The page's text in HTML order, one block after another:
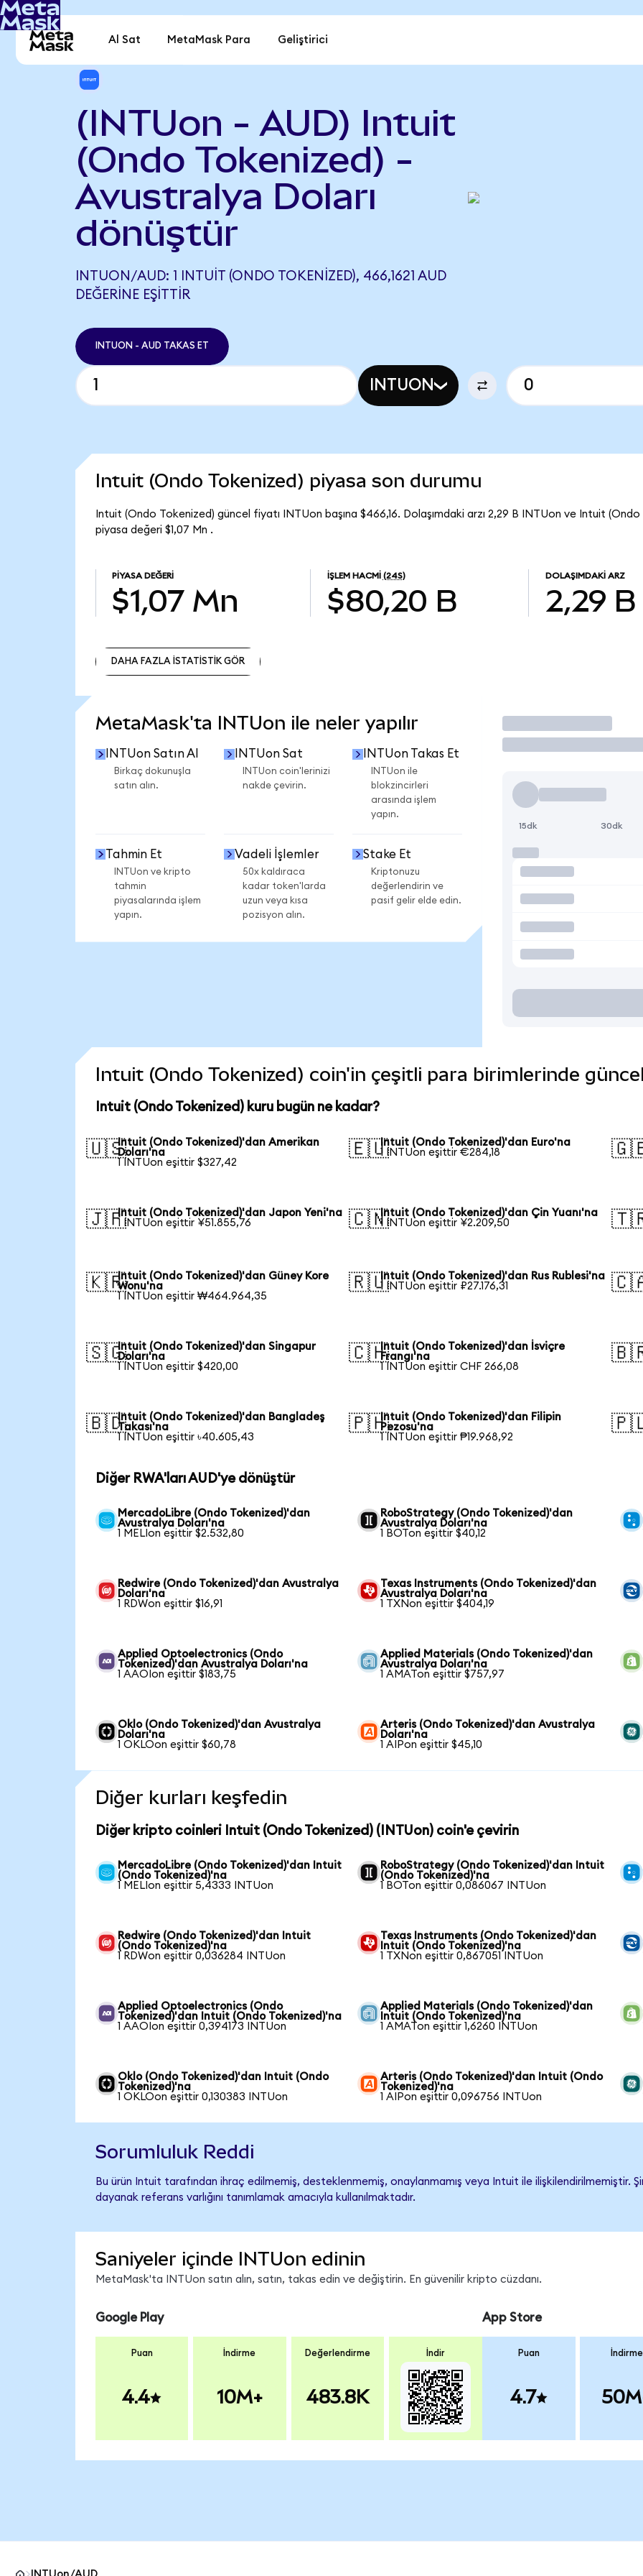
Al Sat MetaMask Para Geliştirici
(INTUon - AUD) Intuit
(Ondo Tokenized) -
Avustralya Doları
dönüştür
INTUON/AUD: 1 INTUIT (ONDO TOKENIZED), 466,1621 AUD
DEĞERINE EŞITTIR
INTUON - AUD TAKAS ET
INTUON
Intuit (Ondo Tokenized) piyasa son durumu
Intuit (Ondo Tokenized) güncel fiyatı INTUon başına $466,16. Dolaşımdaki arzı 2,29 B INTUon ve Intuit
piyasa değeri $1,07 Mn .
PIYASA DEĞERI
$1,07 Mn
İŞLEM HACMI (24S)
$80,20 B
DOLAŞIMDAKI ARZ
2,29 B
DAHA FAZLA İSTATİSTİK GÖR
MetaMask'ta INTUon ile neler yapılır
INTUon Satın Al
Birkaç dokunuşla
satın alın.
INTUon Sat
INTUon coin'lerinizi
nakde çevirin.
INTUon Takas Et
INTUon ile
blokzincirleri
arasında işlem
yapın.
Tahmin Et
INTUon ve kripto
tahmin
piyasalarında işlem
yapın.
Vadeli İşlemler
50x kaldıraca
kadar token'larda
uzun veya kısa
pozisyon alın.
Stake Et
Kriptonuzu
değerlendirin ve
pasif gelir elde edin.
İşlem Yap
15dk 30dk
Intuit (Ondo Tokenized) coin'in çeşitli para birimlerinde
Intuit (Ondo Tokenized) kuru bugün ne kadar?
🇺🇸Intuit (Ondo Tokenized)'dan Amerikan
Doları'na
1 INTUon eşittir $327,42
🇪🇺Intuit (Ondo Tokenized)'dan Euro'na
1 INTUon eşittir €284,18
🇯🇵Intuit (Ondo Tokenized)'dan Japon Yeni'na
1 INTUon eşittir ¥51.855,76
🇨🇳Intuit (Ondo Tokenized)'dan Çin Yuanı'na
1 INTUon eşittir ¥2.209,50
🇰🇷Intuit (Ondo Tokenized)'dan Güney Kore
Wonu'na
1 INTUon eşittir ₩464.964,35
🇷🇺Intuit (Ondo Tokenized)'dan Rus Rublesi'na
1 INTUon eşittir ₽27.176,31
🇸🇬Intuit (Ondo Tokenized)'dan Singapur
Doları'na
1 INTUon eşittir $420,00
🇨🇭Intuit (Ondo Tokenized)'dan İsviçre
Frangı'na
1 INTUon eşittir CHF 266,08
🇧🇩Intuit (Ondo Tokenized)'dan Bangladeş
Takası'na
1 INTUon eşittir ৳40.605,43
🇵🇭Intuit (Ondo Tokenized)'dan Filipin
Pezosu'na
1 INTUon eşittir ₱19.968,92
Diğer RWA'ları AUD'ye dönüştür
MercadoLibre (Ondo Tokenized)'dan
Avustralya Doları'na
1 MELIon eşittir $2.532,80
RoboStrategy (Ondo Tokenized)'dan
Avustralya Doları'na
1 BOTon eşittir $40,12
Redwire (Ondo Tokenized)'dan Avustralya
Doları'na
1 RDWon eşittir $16,91
Texas Instruments (Ondo Tokenized)'dan
Avustralya Doları'na
1 TXNon eşittir $404,19
Applied Optoelectronics (Ondo
Tokenized)'dan Avustralya Doları'na
1 AAOIon eşittir $183,75
Applied Materials (Ondo Tokenized)'dan
Avustralya Doları'na
1 AMATon eşittir $757,97
Oklo (Ondo Tokenized)'dan Avustralya
Doları'na
1 OKLOon eşittir $60,78
Arteris (Ondo Tokenized)'dan Avustralya
Doları'na
1 AIPon eşittir $45,10
Diğer kurları keşfedin
Diğer kripto coinleri Intuit (Ondo Tokenized) (INTUon) coin'e çevirin
MercadoLibre (Ondo Tokenized)'dan Intuit
(Ondo Tokenized)'na
1 MELIon eşittir 5,4333 INTUon
RoboStrategy (Ondo Tokenized)'dan Intuit
(Ondo Tokenized)'na
1 BOTon eşittir 0,086067 INTUon
Redwire (Ondo Tokenized)'dan Intuit
(Ondo Tokenized)'na
1 RDWon eşittir 0,036284 INTUon
Texas Instruments (Ondo Tokenized)'dan
Intuit (Ondo Tokenized)'na
1 TXNon eşittir 0,867051 INTUon
Applied Optoelectronics (Ondo
Tokenized)'dan Intuit (Ondo Tokenized)'na
1 AAOIon eşittir 0,394173 INTUon
Applied Materials (Ondo Tokenized)'dan
Intuit (Ondo Tokenized)'na
1 AMATon eşittir 1,6260 INTUon
Oklo (Ondo Tokenized)'dan Intuit (Ondo
Tokenized)'na
1 OKLOon eşittir 0,130383 INTUon
Arteris (Ondo Tokenized)'dan Intuit (Ondo
Tokenized)'na
1 AIPon eşittir 0,096756 INTUon
Sorumluluk Reddi
Bu ürün Intuit tarafından ihraç edilmemiş, desteklenmemiş, onaylanmamış veya Intuit ile ilişkilendirilmemiştir.
dayanak referans varlığını tanımlamak amacıyla kullanılmaktadır.
Saniyeler içinde INTUon edinin
MetaMask'ta INTUon satın alın, satın, takas edin ve değiştirin. En güvenilir kripto cüzdanı.
Google Play
Puan
4.4
İndirme
10M+
Değerlendirme
483.8K
İndir
App Store
Puan
4.7
İndirme